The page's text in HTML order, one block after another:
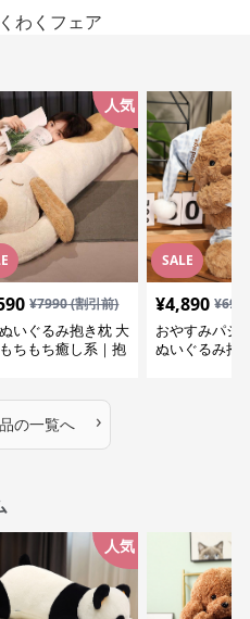
人気
¥7990(割引前)
いぐるみ抱き枕 大
ちもち癒し系｜抱
SALE
¥4,890 ¥
おやすみパジ
ぬいぐるみ抱
の一覧へ ›